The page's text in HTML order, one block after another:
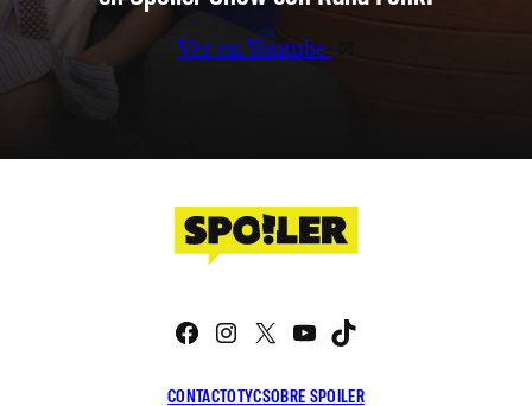
Ver en Youtube
CONTACTOTYCSOBRE SPOILER
Facebook
Instagram
X YouTube